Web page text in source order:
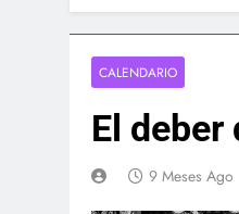
CALENDARIO
El
9 Meses Ago